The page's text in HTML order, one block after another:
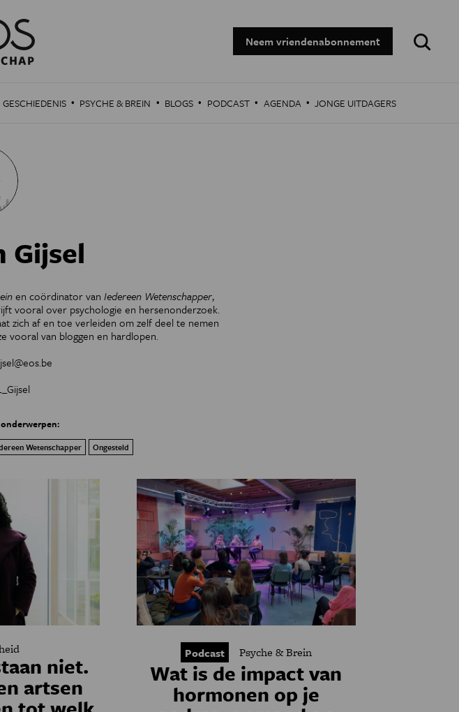
Neem vriendenabonnement
Zoeken:
GESCHIEDENIS · PSYCHE & BREIN · BLOGS · PODCAST · AGENDA · JONGE UITDAGERS
Gijsel
en coördinator van Iedereen Wetenschapper,
vooral over psychologie en hersenonderzoek.
zich af en toe verleiden om zelf deel te nemen
vooral van bloggen en hardlopen.
Wetenschapper Ongesteld
niet.
artsen
Podcast Psyche & Brein
Wat is de impact van
hormonen op je